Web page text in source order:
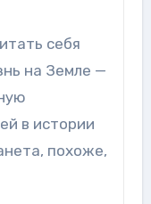
себя
на Земле —
в истории
похоже,